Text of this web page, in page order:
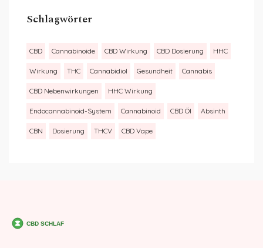
Schlagwörter
CBD Cannabinoide CBD Wirkung CBD Dosierung HHC
Wirkung THC Cannabidiol Gesundheit Cannabis
CBD Nebenwirkungen HHC Wirkung
Endocannabinoid-System Cannabinoid CBD Öl Absinth
CBN Dosierung THCV CBD Vape